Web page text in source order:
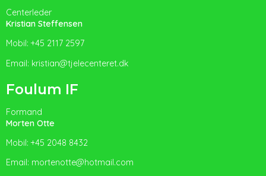
Centerleder
Kristian Steffensen
Mobil: +45 2117 2597
Email: kristian@tjelecenteret.dk
Foulum IF
Formand
Morten Otte
Mobil: +45 2048 8432
Email: mortenotte@hotmail.com